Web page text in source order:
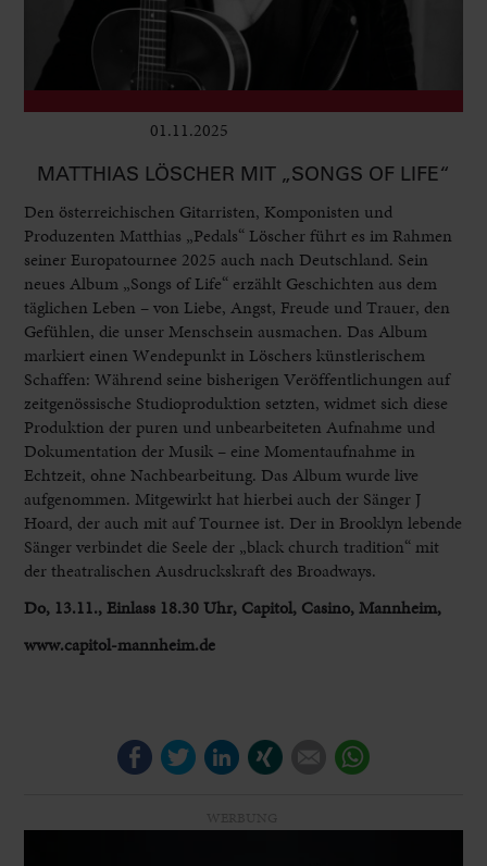
01.11.2025
MATTHIAS LÖSCHER MIT „SONGS OF LIFE“
Den österreichischen Gitarristen, Komponisten und
Produzenten Matthias „Pedals“ Löscher führt es im Rahmen
seiner Europatournee 2025 auch nach Deutschland. Sein
neues Album „Songs of Life“ erzählt Geschichten aus dem
täglichen Leben – von Liebe, Angst, Freude und Trauer, den
Gefühlen, die unser Menschsein ausmachen. Das Album
markiert einen Wendepunkt in Löschers künstlerischem
Schaffen: Während seine bisherigen Veröffentlichungen auf
zeitgenössische Studioproduktion setzten, widmet sich diese
Produktion der puren und unbearbeiteten Aufnahme und
Dokumentation der Musik – eine Momentaufnahme in
Echtzeit, ohne Nachbearbeitung. Das Album wurde live
aufgenommen. Mitgewirkt hat hierbei auch der Sänger J
Hoard, der auch mit auf Tournee ist. Der in Brooklyn lebende
Sänger verbindet die Seele der „black church tradition“ mit
der theatralischen Ausdruckskraft des Broadways.
Do, 13.11., Einlass 18.30 Uhr, Capitol, Casino, Mannheim,
www.capitol-mannheim.de
FacebookTwitterLinkedIn E-mail